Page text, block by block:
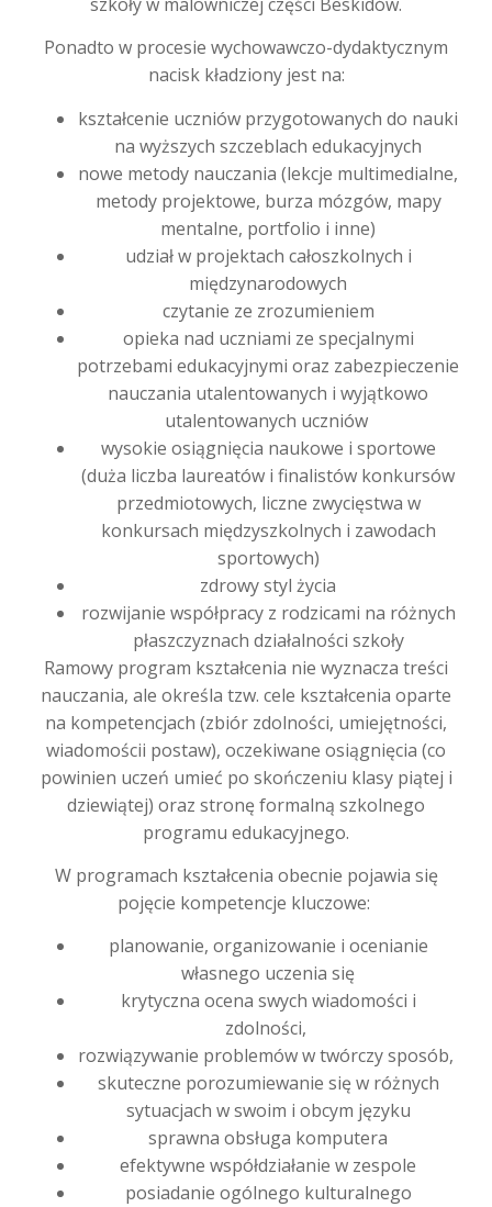
Ponadto w procesie wychowawczo-dydaktycznym
nacisk kładziony jest na:
kształcenie uczniów przygotowanych do nauki
na wyższych szczeblach edukacyjnych
nowe metody nauczania (lekcje multimedialne,
metody projektowe, burza mózgów, mapy
mentalne, portfolio i inne)
udział w projektach całoszkolnych i
międzynarodowych
czytanie ze zrozumieniem
opieka nad uczniami ze specjalnymi
potrzebami edukacyjnymi oraz zabezpieczenie
nauczania utalentowanych i wyjątkowo
utalentowanych uczniów
wysokie osiągnięcia naukowe i sportowe
(duża liczba laureatów i finalistów konkursów
przedmiotowych, liczne zwycięstwa w
konkursach międzyszkolnych i zawodach
sportowych)
zdrowy styl życia
rozwijanie współpracy z rodzicami na różnych
płaszczyznach działalności szkoły
Ramowy program kształcenia nie wyznacza treści
nauczania, ale określa tzw. cele kształcenia oparte
na kompetencjach (zbiór zdolności, umiejętności,
wiadomościi postaw), oczekiwane osiągnięcia (co
powinien uczeń umieć po skończeniu klasy piątej i
dziewiątej) oraz stronę formalną szkolnego
programu edukacyjnego.
W programach kształcenia obecnie pojawia się
pojęcie kompetencje kluczowe:
planowanie, organizowanie i ocenianie
własnego uczenia się
krytyczna ocena swych wiadomości i
zdolności,
rozwiązywanie problemów w twórczy sposób,
skuteczne porozumiewanie się w różnych
sytuacjach w swoim i obcym języku
sprawna obsługa komputera
efektywne współdziałanie w zespole
posiadanie ogólnego kulturalnego